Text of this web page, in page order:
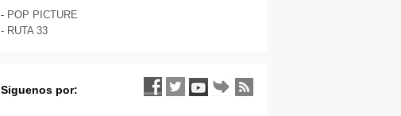
- POP PICTURE
- RUTA 33
Siguenos por: